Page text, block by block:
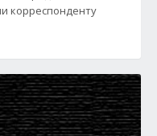
корреспонденту